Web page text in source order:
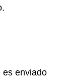
es enviado